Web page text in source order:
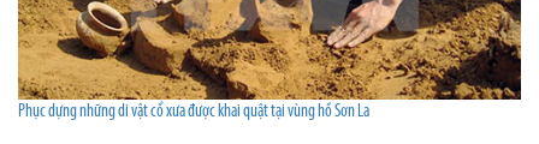
Phục dựng những di vật cổ xưa được khai quật tại vùng hồ Sơn La